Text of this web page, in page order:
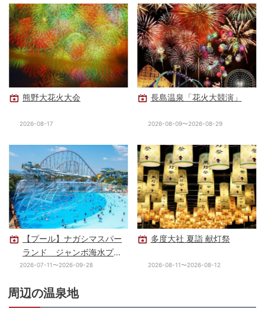
熊野大花火大会
2026-08-17
長島温泉「花火大競演」
2026-08-09〜2026-08-29
【プール】ナガシマスパー
ランド ジャンボ海水プー
ル
2026-07-11〜2026-09-28
多度大社 夏詣 献灯祭
2026-08-11〜2026-08-12
周辺の温泉地